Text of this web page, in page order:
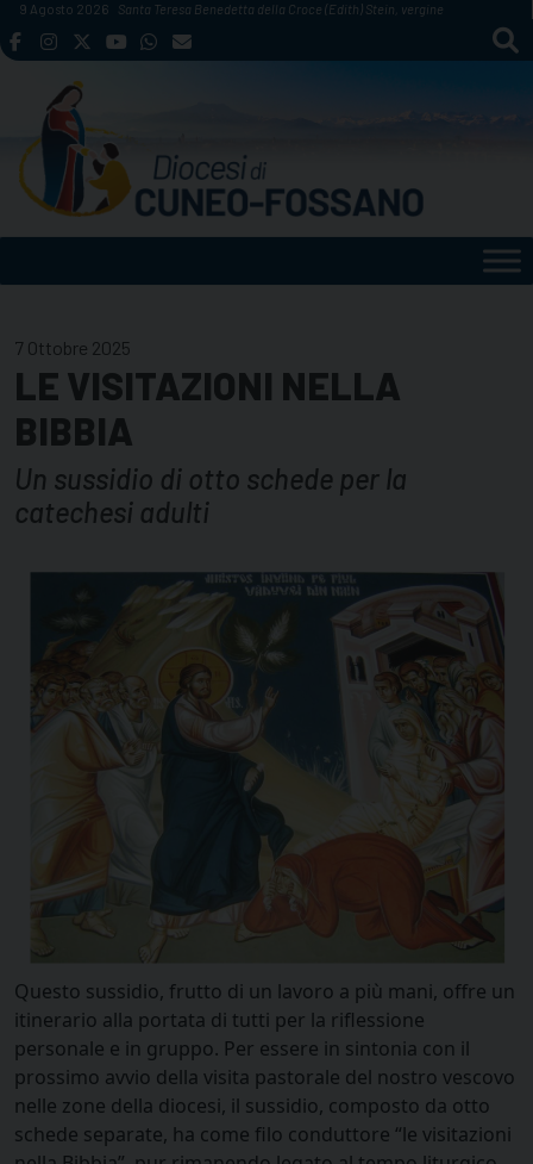
Skip
to
9 Agosto 2026 Santa Teresa Benedetta della Croce (Edith) Stein, vergine
7 Ottobre 2025
LE VISITAZIONI NELLA
BIBBIA
Un sussidio di otto schede per la
catechesi adulti
Questo sussidio, frutto di un lavoro a più mani, offre un
itinerario alla portata di tutti per la riflessione
personale e in gruppo. Per essere in sintonia con il
prossimo avvio della visita pastorale del nostro vescovo
nelle zone della diocesi, il sussidio, composto da otto
schede separate, ha come filo conduttore “le visitazioni